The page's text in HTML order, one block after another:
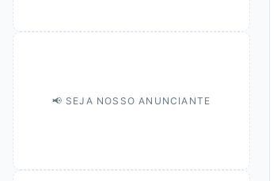
📢 SEJA NOSSO ANUNCIANTE